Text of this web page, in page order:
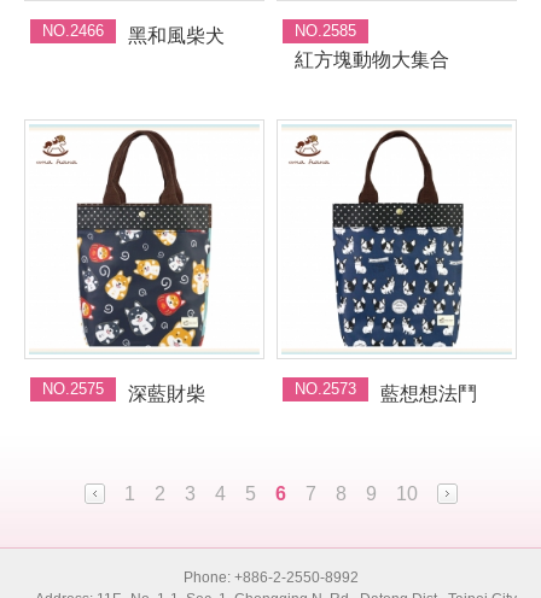
NO.2466 黑和風柴犬 NO.2585
紅方塊動物大集合
NO.2575 深藍財柴 NO.2573 藍想想法鬥
1 2 3 4 5 6 7 8 9 10
Phone: +886-2-2550-8992